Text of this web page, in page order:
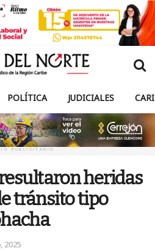
POLÍTICA JUDICIALES
PUBLICITARIO
heridas
tránsito tipo
2025